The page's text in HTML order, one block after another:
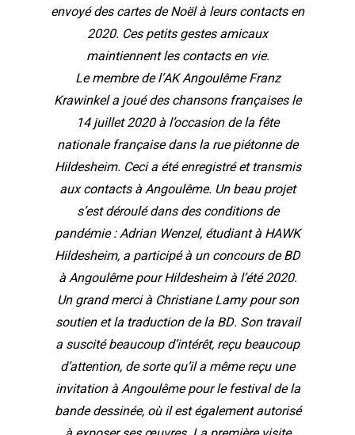
envoyé des cartes de Noël à leurs contacts en
2020. Ces petits gestes amicaux
maintiennent les contacts en vie.
Le membre de l’AK Angoulême Franz
Krawinkel a joué des chansons françaises le
14 juillet 2020 à l’occasion de la fête
nationale française dans la rue piétonne de
Hildesheim. Ceci a été enregistré et transmis
aux contacts à Angoulême. Un beau projet
s’est déroulé dans des conditions de
pandémie : Adrian Wenzel, étudiant à HAWK
Hildesheim, a participé à un concours de BD
à Angoulême pour Hildesheim à l’été 2020.
Un grand merci à Christiane Lamy pour son
soutien et la traduction de la BD. Son travail
a suscité beaucoup d’intérêt, reçu beaucoup
d’attention, de sorte qu’il a même reçu une
invitation à Angoulême pour le festival de la
bande dessinée, où il est également autorisé